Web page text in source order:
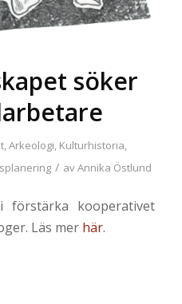
söker
,Arkeologi, Kulturhistoria,
/ avAnnika Östlund
förstärka kooperativet
Läs mer här.